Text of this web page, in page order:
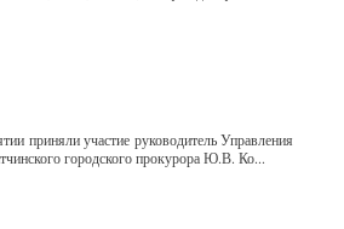
приняли участие руководитель Управления
городского прокурора Ю.В. Ко...